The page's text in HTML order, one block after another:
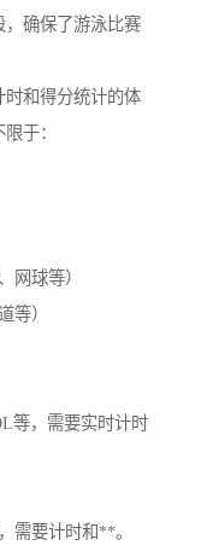
，确保了游泳比赛
时和得分统计的体
于：
网球等）
等）
等，需要实时计时
需要计时和**。